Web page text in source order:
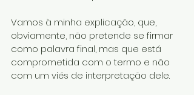
Vamos à minha explicação, que,
obviamente, não pretende se firmar
como palavra final, mas que está
comprometida com o termo e não
com um viés de interpretação dele.